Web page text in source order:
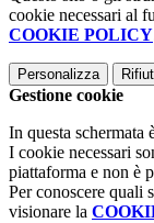
cookie necessari al
COOKIE POLICY
Personalizza
Gestione cookie
In questa schermata
I cookie necessari
piattaforma e non è
Per conoscere quali
visionare la